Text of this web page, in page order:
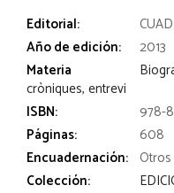
Editorial:
Año de edición:
2013
Materia
cròniques, entrevi
ISBN:
978-
Páginas:
608
Encuadernación: Otros
Colección: